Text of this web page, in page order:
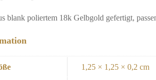
blank poliertem 18k Gelbgold gefertigt,
1,25 × 1,25 × 0,2 cm